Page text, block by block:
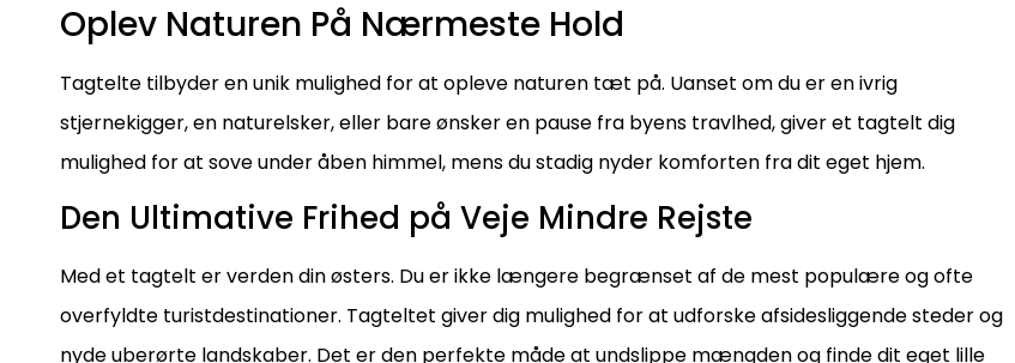
Oplev Naturen På Nærmeste Hold
Tagtelte tilbyder en unik mulighed for at opleve naturen tæt på. Uanset om du er en ivrig
stjernekigger, en naturelsker, eller bare ønsker en pause fra byens travlhed, giver et tagtelt dig
mulighed for at sove under åben himmel, mens du stadig nyder komforten fra dit eget hjem.
Den Ultimative Frihed på Veje Mindre Rejste
Med et tagtelt er verden din østers. Du er ikke længere begrænset af de mest populære og ofte
overfyldte turistdestinationer. Tagteltet giver dig mulighed for at udforske afsidesliggende steder og
nyde uberørte landskaber. Det er den perfekte måde at undslippe mængden og finde dit eget lille